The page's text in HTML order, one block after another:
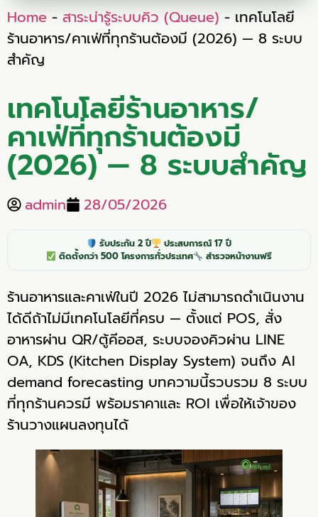
Home - สาระน่ารู้ระบบคิว (Queue) - เทคโนโลยี
ร้านอาหาร/คาเฟ่ที่ทุกร้านต้องมี (2026) — 8 ระบบ
สำคัญ
เทคโนโลยีร้านอาหาร/
คาเฟ่ที่ทุกร้านต้องมี
(2026) — 8 ระบบสำคัญ
admin 28/05/2026
รับประกัน 2 ปี
ประสบการณ์ 17 ปี
ติดตั้งกว่า 500 โครงการทั่วประเทศ
สำรวจหน้างานฟรี
ร้านอาหารและคาเฟ่ในปี 2026 ไม่สามารถดำเนินงาน
ได้ดีถ้าไม่มีเทคโนโลยีที่ครบ — ตั้งแต่ POS, สั่ง
อาหารผ่าน QR/ตู้คีออส, ระบบจองคิวผ่าน LINE
OA, KDS (Kitchen Display System) จนถึง AI
demand forecasting บทความนี้รวบรวม 8 ระบบ
ที่ทุกร้านควรมี พร้อมราคาและ ROI เพื่อให้เจ้าของ
ร้านวางแผนลงทุนได้